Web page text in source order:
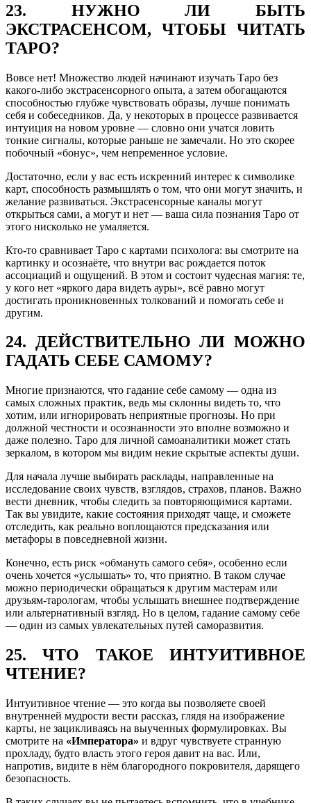
23. НУЖНО ЛИ БЫТЬ
ЭКСТРАСЕНСОМ, ЧТОБЫ ЧИТАТЬ
ТАРО?
Вовсе нет! Множество людей начинают изучать Таро без
какого-либо экстрасенсорного опыта, а затем обогащаются
способностью глубже чувствовать образы, лучше понимать
себя и собеседников. Да, у некоторых в процессе развивается
интуиция на новом уровне — словно они учатся ловить
тонкие сигналы, которые раньше не замечали. Но это скорее
побочный «бонус», чем непременное условие.
Достаточно, если у вас есть искренний интерес к символике
карт, способность размышлять о том, что они могут значить, и
желание развиваться. Экстрасенсорные каналы могут
открыться сами, а могут и нет — ваша сила познания Таро от
этого нисколько не умаляется.
Кто-то сравнивает Таро с картами психолога: вы смотрите на
картинку и осознаёте, что внутри вас рождается поток
ассоциаций и ощущений. В этом и состоит чудесная магия: те,
у кого нет «яркого дара видеть ауры», всё равно могут
достигать проникновенных толкований и помогать себе и
другим.
24. ДЕЙСТВИТЕЛЬНО ЛИ МОЖНО
ГАДАТЬ СЕБЕ САМОМУ?
Многие признаются, что гадание себе самому — одна из
самых сложных практик, ведь мы склонны видеть то, что
хотим, или игнорировать неприятные прогнозы. Но при
должной честности и осознанности это вполне возможно и
даже полезно. Таро для личной самоаналитики может стать
зеркалом, в котором мы видим некие скрытые аспекты души.
Для начала лучше выбирать расклады, направленные на
исследование своих чувств, взглядов, страхов, планов. Важно
вести дневник, чтобы следить за повторяющимися картами.
Так вы увидите, какие состояния приходят чаще, и сможете
отследить, как реально воплощаются предсказания или
метафоры в повседневной жизни.
Конечно, есть риск «обмануть самого себя», особенно если
очень хочется «услышать» то, что приятно. В таком случае
можно периодически обращаться к другим мастерам или
друзьям-тарологам, чтобы услышать внешнее подтверждение
или альтернативный взгляд. Но в целом, гадание самому себе
— один из самых увлекательных путей саморазвития.
25. ЧТО ТАКОЕ ИНТУИТИВНОЕ
ЧТЕНИЕ?
Интуитивное чтение — это когда вы позволяете своей
внутренней мудрости вести рассказ, глядя на изображение
карты, не зацикливаясь на выученных формулировках. Вы
смотрите на «Императора» и вдруг чувствуете странную
прохладу, будто власть этого героя давит на вас. Или,
напротив, видите в нём благородного покровителя, дарящего
безопасность.